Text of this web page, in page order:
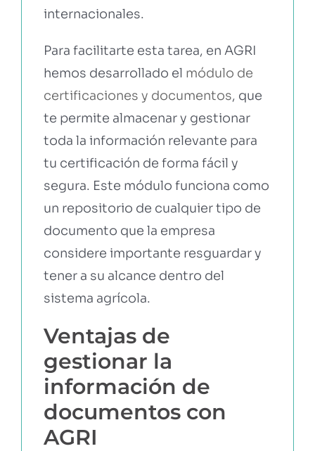
internacionales.
Para facilitarte esta tarea, en AGRI
hemos desarrollado el módulo de
certificaciones y documentos, que
te permite almacenar y gestionar
toda la información relevante para
tu certificación de forma fácil y
segura. Este módulo funciona como
un repositorio de cualquier tipo de
documento que la empresa
considere importante resguardar y
tener a su alcance dentro del
sistema agrícola.
Ventajas de
gestionar la
información de
documentos con
AGRI